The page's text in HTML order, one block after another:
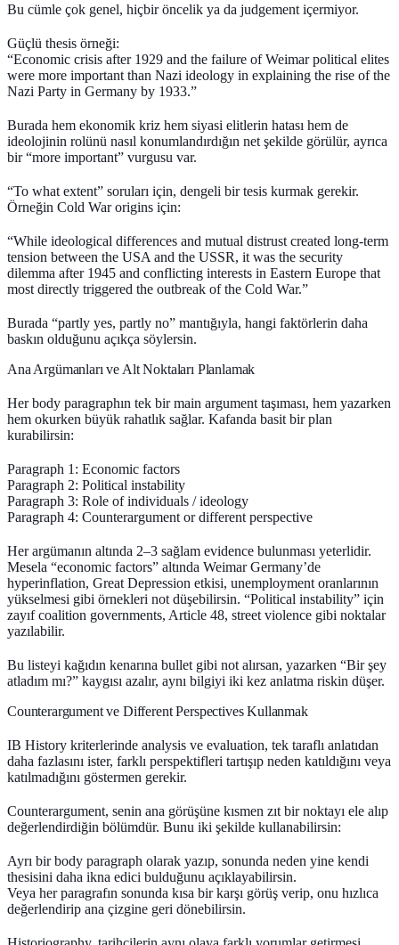
Bu cümle çok genel, hiçbir öncelik ya da judgement içermiyor.
Güçlü thesis örneği:
“Economic crisis after 1929 and the failure of Weimar political elites
were more important than Nazi ideology in explaining the rise of the
Nazi Party in Germany by 1933.”
Burada hem ekonomik kriz hem siyasi elitlerin hatası hem de
ideolojinin rolünü nasıl konumlandırdığın net şekilde görülür, ayrıca
bir “more important” vurgusu var.
“To what extent” soruları için, dengeli bir tesis kurmak gerekir.
Örneğin Cold War origins için:
“While ideological differences and mutual distrust created long‑term
tension between the USA and the USSR, it was the security
dilemma after 1945 and conflicting interests in Eastern Europe that
most directly triggered the outbreak of the Cold War.”
Burada “partly yes, partly no” mantığıyla, hangi faktörlerin daha
baskın olduğunu açıkça söylersin.
Ana Argümanları ve Alt Noktaları Planlamak
Her body paragraphın tek birmain argument taşıması, hem yazarken
hem okurken büyük rahatlık sağlar. Kafanda basit bir plan
kurabilirsin:
Paragraph 1: Economic factors
Paragraph 2: Political instability
Paragraph 3: Role of individuals / ideology
Paragraph 4: Counterargument or different perspective
Her argümanın altında 2–3 sağlam evidence bulunması yeterlidir.
Mesela “economic factors” altında Weimar Germany’de
hyperinflation, Great Depression etkisi, unemployment oranlarının
yükselmesi gibi örnekleri not düşebilirsin. “Political instability” için
zayıf coalition governments, Article 48, street violence gibi noktalar
yazılabilir.
Bu listeyi kağıdın kenarına bullet gibi not alırsan, yazarken “Bir şey
atladım mı?” kaygısı azalır, aynı bilgiyi iki kez anlatma riskin düşer.
Counterargument ve Different Perspectives Kullanmak
IB History kriterlerinde analysis ve evaluation, tek taraflı anlatıdan
daha fazlasını ister, farklı perspektifleri tartışıp neden katıldığını veya
katılmadığını göstermen gerekir.
Counterargument, senin ana görüşüne kısmen zıt bir noktayı ele alıp
değerlendirdiğin bölümdür. Bunu iki şekilde kullanabilirsin:
Ayrı bir body paragraph olarak yazıp, sonunda neden yine kendi
thesisini daha ikna edici bulduğunu açıklayabilirsin.
Veya her paragrafın sonunda kısa bir karşı görüş verip, onu hızlıca
değerlendirip ana çizgine geri dönebilirsin.